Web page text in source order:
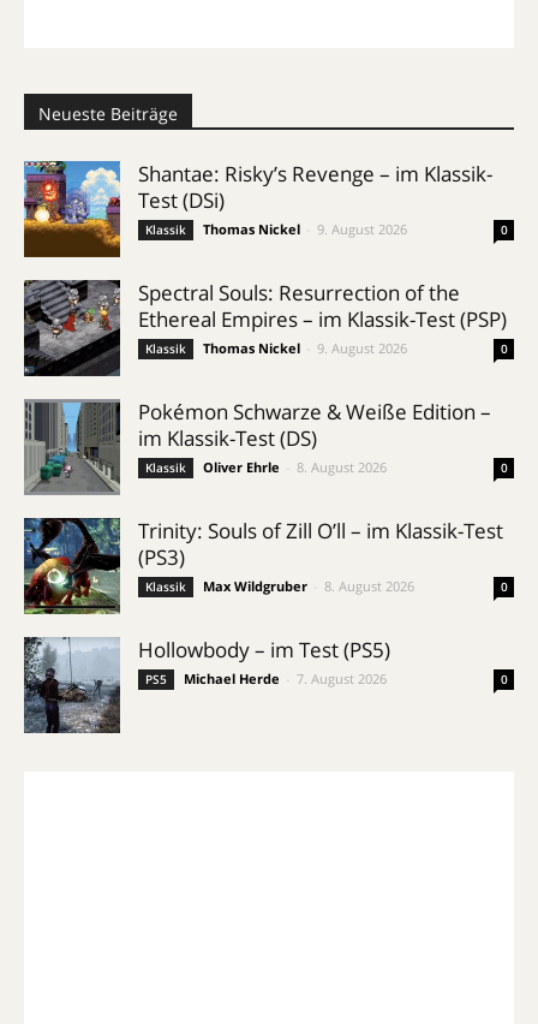
Neueste Beiträge
Shantae: Risky’s Revenge – im Klassik-
Test (DSi)
Klassik Thomas Nickel 9. August 2026 0
Spectral Souls: Resurrection of the
Ethereal Empires – im Klassik-Test (PSP)
Klassik Thomas Nickel 9. August 2026 0
Pokémon Schwarze & Weiße Edition –
im Klassik-Test (DS)
Klassik Oliver Ehrle 8. August 2026 0
Trinity: Souls of Zill O’ll – im Klassik-Test
(PS3)
Klassik Max Wildgruber 8. August 2026 0
Hollowbody – im Test (PS5)
PS5 Michael Herde 7. August 2026 0